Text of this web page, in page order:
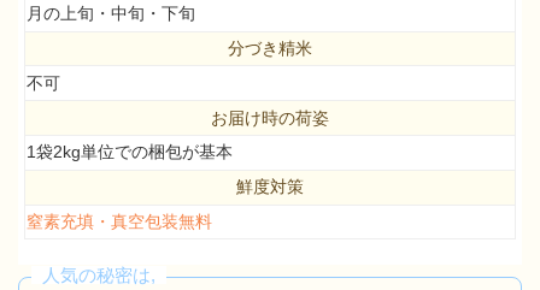
月の上旬・中旬・下旬
分づき精米
不可
お届け時の荷姿
1袋2kg単位での梱包が基本
鮮度対策
窒素充填・真空包装無料
人気の秘密は,